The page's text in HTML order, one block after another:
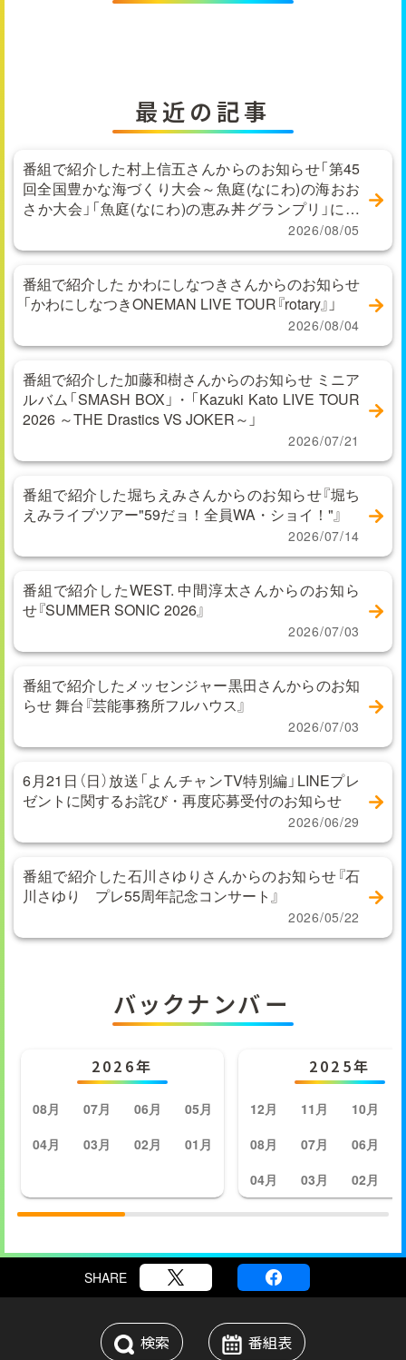
最近の記事
番組で紹介した村上信五さんからのお知らせ「第45
回全国豊かな海づくり大会～魚庭(なにわ)の海おお
さか大会」「魚庭(なにわ)の恵み丼グランプリ」に関
2026/08/05
番組で紹介した かわにしなつきさんからのお知らせ
「かわにしなつきONEMAN LIVE TOUR『rotary』」
2026/08/04
番組で紹介した加藤和樹さんからのお知らせ ミニア
ルバム「SMASH BOX」・「Kazuki Kato LIVE TOUR
2026 ～THE Drastics VS JOKER～」
2026/07/21
番組で紹介した堀ちえみさんからのお知らせ『堀ち
えみライブツアー"59だョ！全員WA・ショイ！"』
2026/07/14
番組で紹介したWEST. 中間淳太さんからのお知ら
せ『SUMMER SONIC 2026』
2026/07/03
番組で紹介したメッセンジャー黒田さんからのお知
らせ 舞台『芸能事務所フルハウス』
2026/07/03
6月21日（日）放送「よんチャンTV特別編」LINEプレ
ゼントに関するお詫び・再度応募受付のお知らせ
2026/06/29
番組で紹介した石川さゆりさんからのお知らせ『石
川さゆり プレ55周年記念コンサート』
2026/05/22
バックナンバー
2026年
08月 07月 06月
05月
04月
03月 02月 01月
2025年
12月 11月 10月
08月
07月 06月
04月
03月 02月
SHARE
検索 番組表